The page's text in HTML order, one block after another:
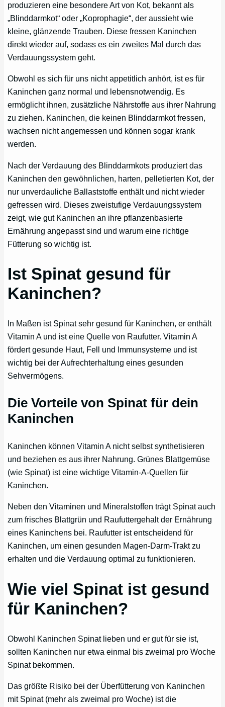
produzieren eine besondere Art von Kot, bekannt als
„Blinddarmkot“ oder „Koprophagie“, der aussieht wie
kleine, glänzende Trauben. Diese fressen Kaninchen
direkt wieder auf, sodass es ein zweites Mal durch das
Verdauungssystem geht.
Obwohl es sich für uns nicht appetitlich anhört, ist es für
Kaninchen ganz normal und lebensnotwendig. Es
ermöglicht ihnen, zusätzliche Nährstoffe aus ihrer Nahrung
zu ziehen. Kaninchen, die keinen Blinddarmkot fressen,
wachsen nicht angemessen und können sogar krank
werden.
Nach der Verdauung des Blinddarmkots produziert das
Kaninchen den gewöhnlichen, harten, pelletierten Kot, der
nur unverdauliche Ballaststoffe enthält und nicht wieder
gefressen wird. Dieses zweistufige Verdauungssystem
zeigt, wie gut Kaninchen an ihre pflanzenbasierte
Ernährung angepasst sind und warum eine richtige
Fütterung so wichtig ist.
Ist Spinat gesund für
Kaninchen?
In Maßen ist Spinat sehr gesund für Kaninchen, er enthält
Vitamin A und ist eine Quelle von Raufutter. Vitamin A
fördert gesunde Haut, Fell und Immunsysteme und ist
wichtig bei der Aufrechterhaltung eines gesunden
Sehvermögens.
Die Vorteile von Spinat für dein
Kaninchen
Kaninchen können Vitamin A nicht selbst synthetisieren
und beziehen es aus ihrer Nahrung. Grünes Blattgemüse
(wie Spinat) ist eine wichtige Vitamin-A-Quellen für
Kaninchen.
Neben den Vitaminen und Mineralstoffen trägt Spinat auch
zum frisches Blattgrün und Raufuttergehalt der Ernährung
eines Kaninchens bei. Raufutter ist entscheidend für
Kaninchen, um einen gesunden Magen-Darm-Trakt zu
erhalten und die Verdauung optimal zu funktionieren.
Wie viel Spinat ist gesund
für Kaninchen?
Obwohl Kaninchen Spinat lieben und er gut für sie ist,
sollten Kaninchen nur etwa einmal bis zweimal pro Woche
Spinat bekommen.
Das größte Risiko bei der Überfütterung von Kaninchen
mit Spinat (mehr als zweimal pro Woche) ist die